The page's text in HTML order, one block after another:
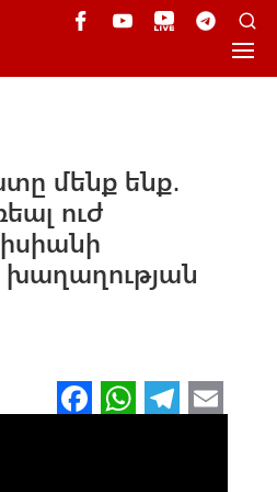
մենք ենք․
ուժ
խաղաղության
Fa W Te